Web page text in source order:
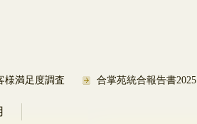
様満足度調査 合掌苑統合報告書2025